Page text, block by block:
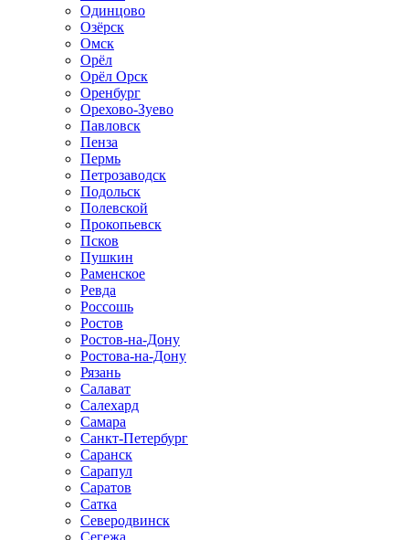
Одинцово
Озёрск
Омск
Орёл
Орёл Орск
Оренбург
Орехово-Зуево
Павловск
Пенза
Пермь
Петрозаводск
Подольск
Полевской
Прокопьевск
Псков
Пушкин
Раменское
Ревда
Россошь
Ростов
Ростов-на-Дону
Ростова-на-Дону
Рязань
Салават
Салехард
Самара
Санкт-Петербург
Саранск
Сарапул
Саратов
Сатка
Северодвинск
Сегежа